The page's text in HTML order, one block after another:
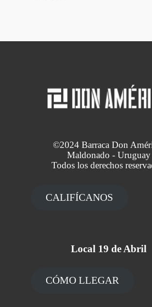
©2024 Barraca Don
Maldonado - Uruguay
Todos los derechos
CALIFÍCANOS
Local 19 de Abril
CÓMO LLEGAR